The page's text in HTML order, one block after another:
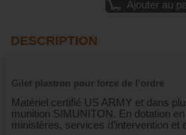
Ajouter au
DESCRIPTION
Gilet plastron pour force de l’ordre
Matériel certifié US ARMY et dans
munition SIMUNITON. En dotation
ministères, services d’intervention et